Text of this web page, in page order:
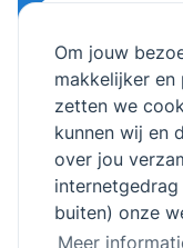
Om jouw
makkelijker en
zetten we
kunnen wij en
over jou
buiten) onze
Meer
info@bierman.eu
© 2026 AB
KVK Nummer